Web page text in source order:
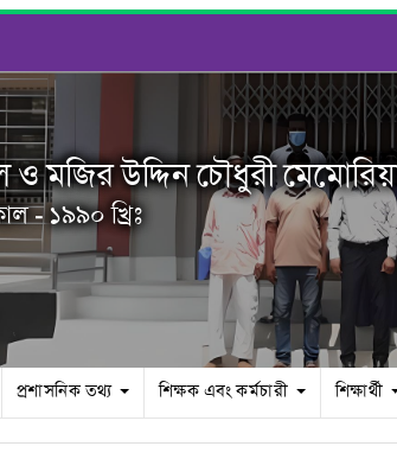
মজির উদ্দিন চৌধুরী
- ১৯৯০ খ্রিঃ
প্রশাসনিক তথ্য শিক্ষক এবং কর্মচারী শিক্ষার্থী